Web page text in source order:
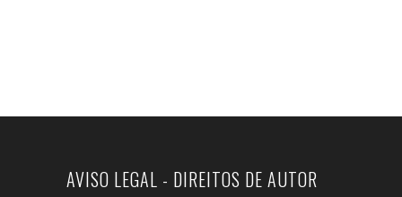
AVISO LEGAL - DIREITOS DE AUTOR